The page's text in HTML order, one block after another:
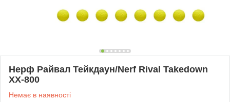
Нерф Райвал Тейкдаун/Nerf Rival Takedown
XX-800
Немає в наявності